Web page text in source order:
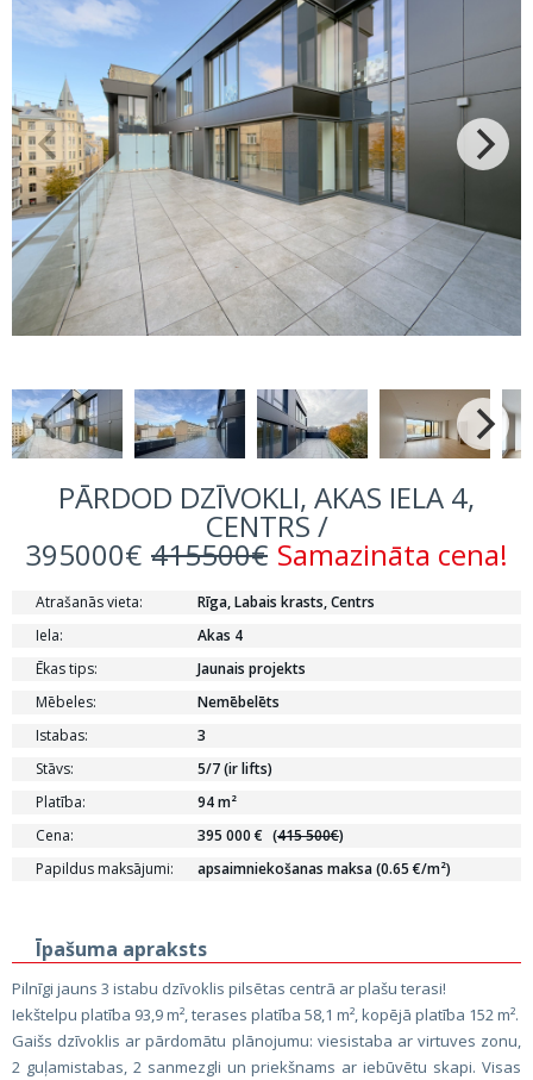
PĀRDOD DZĪVOKLI, AKAS IELA 4,
CENTRS /
395000€ 415500€ Samazināta cena!
Atrašanās vieta:
Rīga, Labais krasts, Centrs
Iela:
Akas 4
Ēkas tips:
Jaunais projekts
Mēbeles:
Nemēbelēts
Istabas:
3
Stāvs:
5/7 (ir lifts)
Platība:
94 m²
Cena:
395 000 € (415 500€)
Papildus maksājumi:
apsaimniekošanas maksa (0.65 €/m²)
Īpašuma apraksts
Pilnīgi jauns 3 istabu dzīvoklis pilsētas centrā ar plašu terasi!
Iekštelpu platība 93,9 m², terases platība 58,1 m², kopējā platība 152 m².
Gaišs dzīvoklis ar pārdomātu plānojumu: viesistaba ar virtuves zonu,
2 guļamistabas, 2 sanmezgli un priekšnams ar iebūvētu skapi. Visas